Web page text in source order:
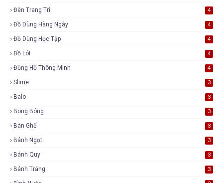
Đèn Trang Trí 4
Đồ Dùng Hàng Ngày 4
Đồ Dùng Học Tập 4
Đồ Lót 4
Đồng Hồ Thông Minh 4
Slime 3
Balo 3
Bong Bóng 3
Bàn Ghế 3
Bánh Ngọt 3
Bánh Quy 3
Bánh Tráng 3